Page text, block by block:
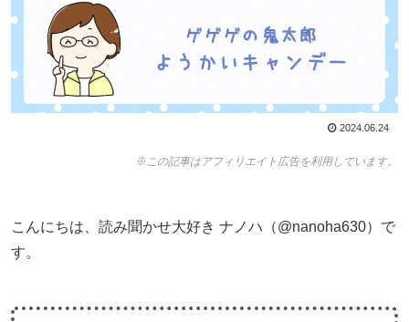
2024.06.24
※この記事はアフィリエイト広告を利用しています。
こんにちは、読み聞かせ大好き ナノハ（@nanoha630）で
す。